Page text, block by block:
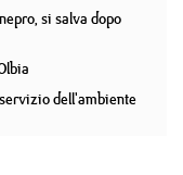
si salva dopo
dell'ambiente